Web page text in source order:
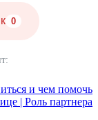
0
и чем помочь
| Роль партнера